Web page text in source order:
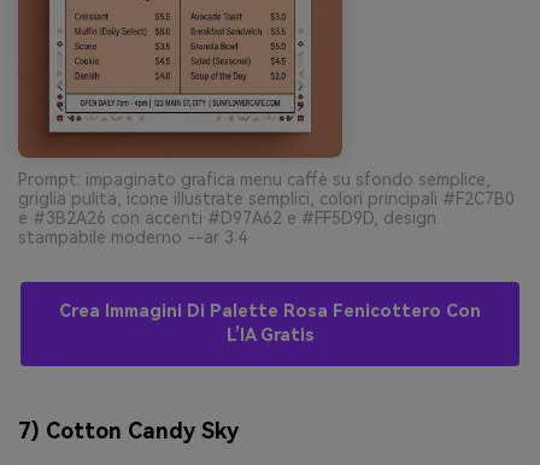
Prompt: impaginato grafica menu caffè su sfondo semplice,
griglia pulita, icone illustrate semplici, colori principali #F2C7B0
e #3B2A26 con accenti #D97A62 e #FF5D9D, design
stampabile moderno --ar 3:4
Crea Immagini Di Palette Rosa Fenicottero Con
L’IA Gratis
7) Cotton Candy Sky